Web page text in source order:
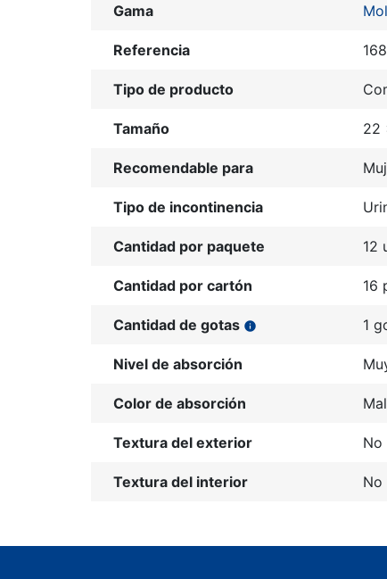
Gama
Referencia
Tipo de producto
Tamaño 22
Recomendable para
Tipo de incontinencia
Cantidad por paquete 12
Cantidad por cartón 16
Cantidad de gotas info 1
Nivel de absorción
Color de absorción
Textura del exterior No
Textura del interior No